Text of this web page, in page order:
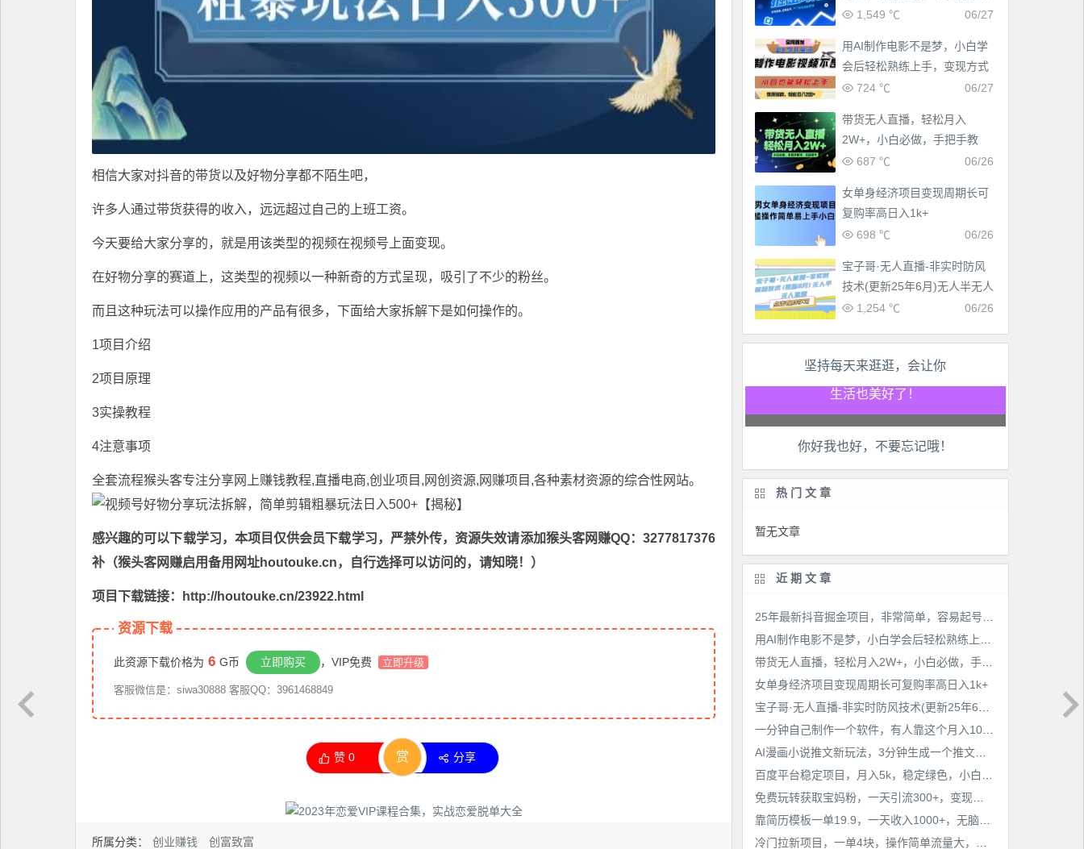
相信大家对抖音的带货以及好物分享都不陌生吧，
许多人通过带货获得的收入，远远超过自己的上班工资。
今天要给大家分享的，就是用该类型的视频在视频号上面变现。
在好物分享的赛道上，这类型的视频以一种新奇的方式呈现，吸引了不少的粉丝。
而且这种玩法可以操作应用的产品有很多，下面给大家拆解下是如何操作的。
1项目介绍
2项目原理
3实操教程
4注意事项
全套流程猴头客专注分享网上赚钱教程,直播电商,创业项目,网创资源, 网赚项目 ,各种素材资源的综合性网站。
感兴趣的可以下载学习，本项目仅供会员下载学习，严禁外传，资源失效请添加猴头客网赚QQ：3277817376
补（猴头客网赚启用备用网址houtouke.cn，自行选择可以访问的，请知晓！）
项目下载链接：http://houtouke.cn/23922.html
资源下载
此资源下载价格为 6 G币 立即购买 ，VIP免费 立即升级
客服微信是：siwa30888 客服QQ：3961468849
赞0 赏 分享
所属分类： 创业赚钱 创富致富
益那种
06/27
1,549 ℃
用AI制作电影不是梦，小白学
会后轻松熟练上手，变现方式
多样，日入2张+
06/27
724 ℃
带货无人直播，轻松月入
2W+，小白必做，手把手教
学，无脑操作(附学习资料)06/26
687 ℃
女单身经济项目变现周期长可
复购率高日入1k+
06/26
698 ℃
宝子哥·无人直播-非实时防风
技术(更新25年6月)无人半无人
直播
06/26
1,254 ℃
坚持每天来逛逛，会让你
工作也轻松了！
心情也舒畅了！
走路也有劲了！
腰也不酸了！
你好我也好，不要忘记哦！
热门文章
暂无文章
近期文章
带货无人直播，轻松月入2W+，小白必做，手把手教学，无脑操作(附学习资料)
女单身经济项目变现周期长可复购率高日入1k+
一分钟自己制作一个软件，有人靠这个月入10W+
AI漫画小说推文新玩法，3分钟生成一个推文视频，保姆级教程【配项目操作和软件教程】
免费玩转获取宝妈粉，一天引流300+，变现超乎你想象